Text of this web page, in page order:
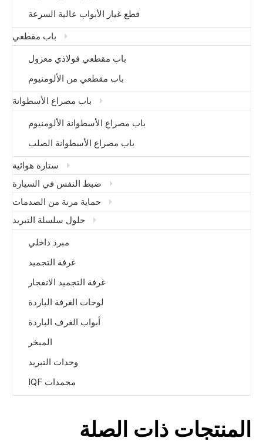
قطع غيار الأبواب عالية السرعة
باب مقطعي
باب مقطعي فولاذي معزول
باب مقطعي من الألومنيوم
باب مصراع الأسطوانة
باب مصراع الأسطوانة الألومنيوم
باب مصراع الأسطوانة الصلب
ستارة هوائية
ضبط النفس في السيارة
حماية مرنة من الصدمات
حلول سلسلة التبريد
مبرد داخلي
غرفة التجميد
غرفة التجميد الانفجار
لوحات الغرفة الباردة
أبواب الغرف الباردة
المبخر
وحدات التبريد
مجمدات IQF
المنتجات ذات الصلة